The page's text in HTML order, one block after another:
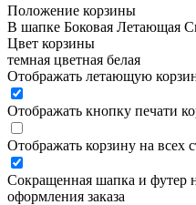
Положение корзины
В шапке Боковая Летающая
Цвет корзины
темная цветная белая
Отображать летающую
Отображать кнопку печати
Отображать корзину на всех
Сокращенная шапка и футер
оформления заказа